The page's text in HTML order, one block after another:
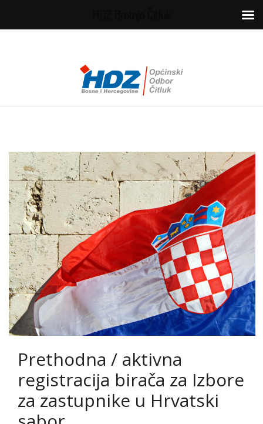
Prethodna / aktivna
registracija birača za Izbore
za zastupnike u Hrvatski